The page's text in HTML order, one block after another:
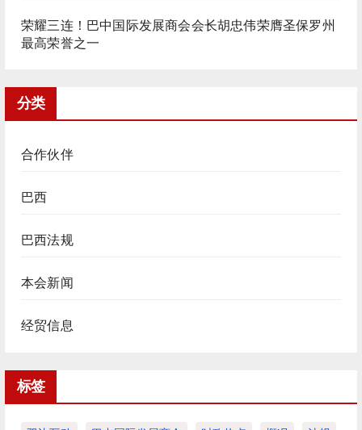
荣耀三连！巴中国际发展商会会长胡忠伟荣膺圣保罗州
最高荣誉之一
分类
合作伙伴
巴西
巴西法规
本会新闻
经贸信息
标签